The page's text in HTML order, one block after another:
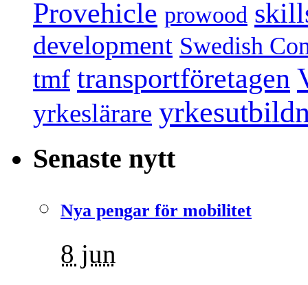
Provehicle prowood
development Swedish
tmf transportföretagen
yrkeslärare
Senaste nytt
Nya pengar för mobilitet
8 jun